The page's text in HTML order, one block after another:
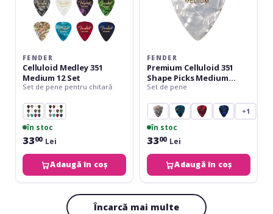
FENDER
Celluloid Medley 351
Medium 12 Set
Set de pene pentru chitară
în stoc
3300 Lei
Adaugă în coș
FENDER
Premium Celluloid 351
Shape Picks Medium
White Moto 12-Pack
Set de pene
+1
în stoc
3300 Lei
Adaugă în coș
Încarcă mai multe